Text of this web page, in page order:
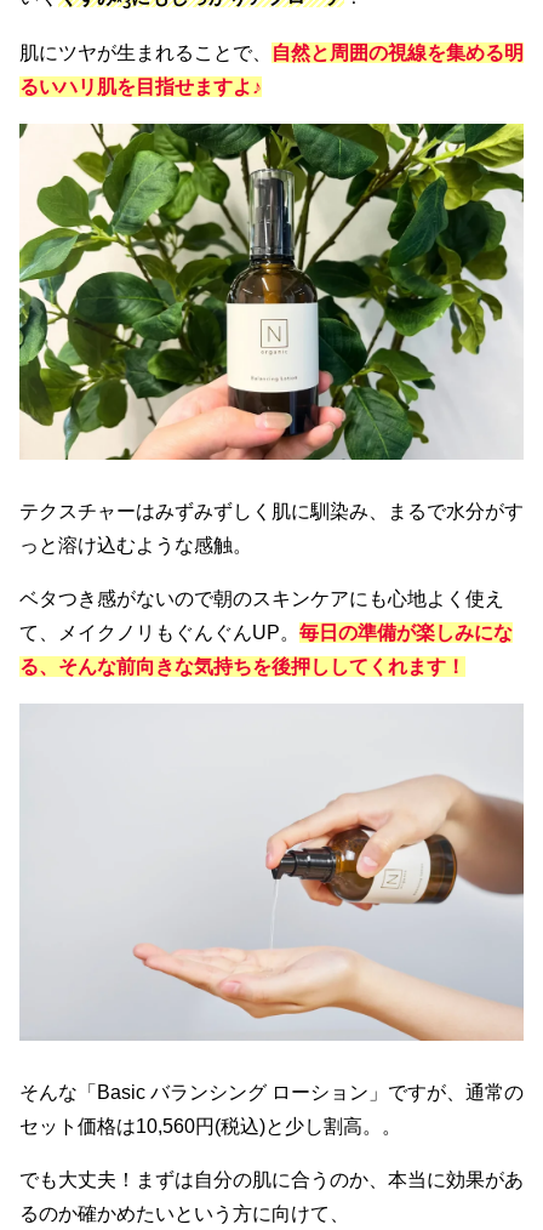
肌にツヤが生まれることで、
自然と周囲の視線を集める明
るいハリ肌を目指せますよ♪
テクスチャーはみずみずしく肌に馴染み、まるで水分がす
っと溶け込むような感触。
ベタつき感がないので朝のスキンケアにも心地よく使え
て、メイクノリもぐんぐんUP。 毎日の準備が楽しみにな
る、そんな前向きな気持ちを後押ししてくれます！
そんな「Basic バランシング ローション」ですが、通常の
セット価格は10,560円(税込)と少し割高。。
でも大丈夫！まずは自分の肌に合うのか、本当に効果があ
るのか確かめたいという方に向けて、